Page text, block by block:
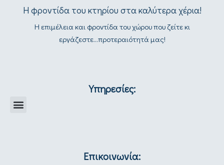
Η φροντίδα του κτηρίου στα καλύτερα χέρια!
Η επιμέλεια και φροντίδα του χώρου που ζείτε κι
εργάζεστε...προτεραιότητά μας!
Υπηρεσίες:
Επικοινωνία: